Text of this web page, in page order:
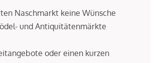
Naschmarkt keine Wünsche
und Antiquitätenmärkte
oder einen kurzen